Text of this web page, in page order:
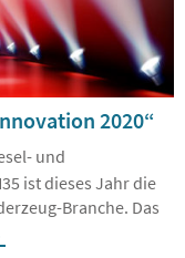
2020“
und
ist dieses Jahr die
Branche. Das